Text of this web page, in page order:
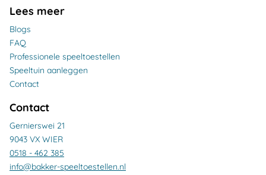
Lees meer
Blogs
FAQ
Professionele speeltoestellen
Speeltuin aanleggen
Contact
Contact
Gernierswei 21
9043 VX WIER
0518 - 462 385
info@bakker-speeltoestellen.nl